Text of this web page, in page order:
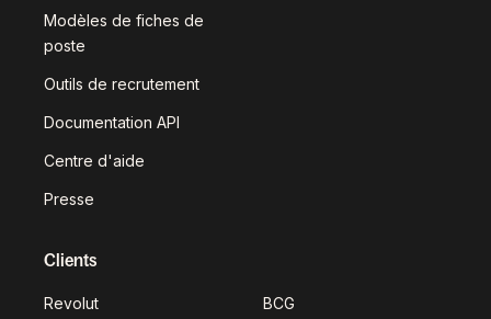
Modèles de fiches de
poste
Outils de recrutement
Documentation API
Centre d'aide
Presse
Clients
Revolut BCG